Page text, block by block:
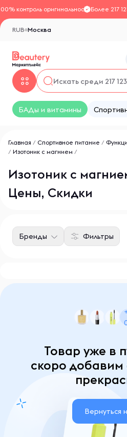
контроль оригинальностиБолее 217
Москва
RUB
БАДы и витамины
Главная / Спортивное питание /
/ Изотоник с магнием /
Изотоник с
Цены, Скидки
Фильтры
Бренды
Товар уже в
скоро
Вернуться